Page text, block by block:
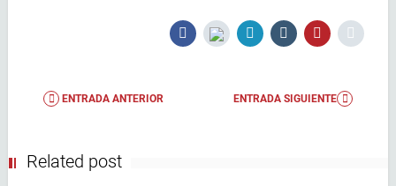
ENTRADA ANTERIOR ENTRADA SIGUIENTE
Related post